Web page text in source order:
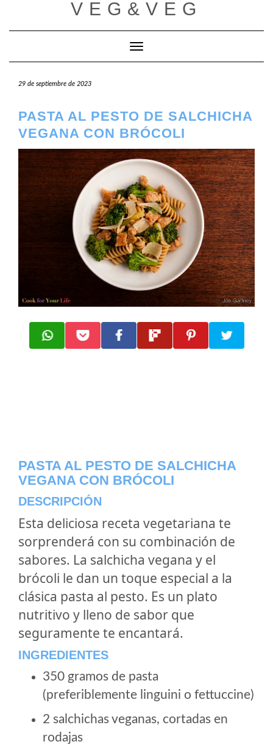
contenido
VEG&VEG
Cambiar modo de navegación
29 de septiembre de 2023
PASTA AL PESTO DE SALCHICHA
VEGANA CON BRÓCOLI
PASTA AL PESTO DE SALCHICHA
VEGANA CON BRÓCOLI
DESCRIPCIÓN
Esta deliciosa receta vegetariana te
sorprenderá con su combinación de
sabores. La salchicha vegana y el
brócoli le dan un toque especial a la
clásica pasta al pesto. Es un plato
nutritivo y lleno de sabor que
seguramente te encantará.
INGREDIENTES
350 gramos de pasta
(preferiblemente linguini o fettuccine)
2 salchichas veganas, cortadas en
rodajas